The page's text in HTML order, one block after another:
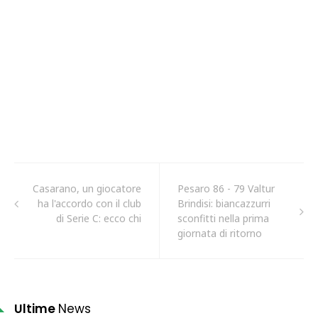
Casarano, un giocatore
ha l'accordo con il club
di Serie C: ecco chi
Pesaro 86 - 79 Valtur
Brindisi: biancazzurri
sconfitti nella prima
giornata di ritorno
Ultime News